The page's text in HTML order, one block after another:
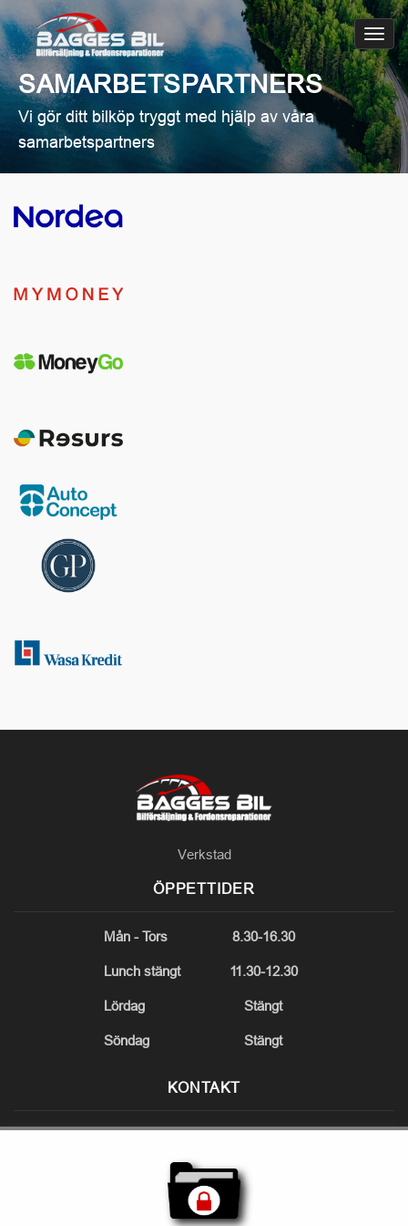
SAMARBETSPARTNERS
Vi gör ditt bilköp tryggt med hjälp av våra
samarbetspartners
Verkstad
ÖPPETTIDER
Mån - Tors 8.30-16.30
Lunch stängt 11.30-12.30
Lördag Stängt
Söndag Stängt
KONTAKT
Gasverksvägen 10Nyköping
0155 97454